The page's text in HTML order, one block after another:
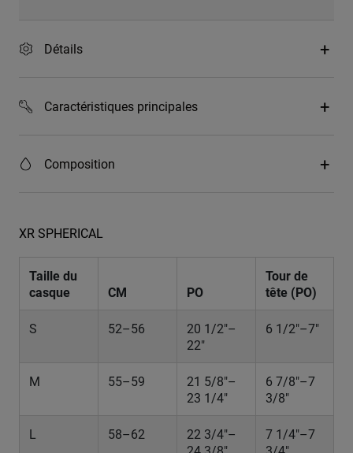
Détails
Caractéristiques principales
Composition
XR SPHERICAL
Taille du
casque
CM PO
Tour de
tête (PO)
S 52–56
20 1/2"–
22"
6 1/2"–7"
M 55–59
21 5/8"–
23 1/4"
6 7/8"–7
3/8"
L 58–62
22 3/4"–
7 1/4"–7